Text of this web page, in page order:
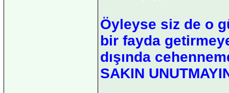
Öyleyse siz de o
bir fayda
dışında
SAKIN